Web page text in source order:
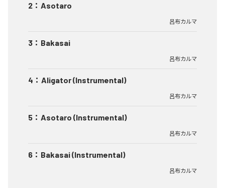
2 ： Asotaro
呂布カルマ
3 ： Bakasai
呂布カルマ
4 ： Aligator (Instrumental)
呂布カルマ
5 ： Asotaro (Instrumental)
呂布カルマ
6 ： Bakasai (Instrumental)
呂布カルマ